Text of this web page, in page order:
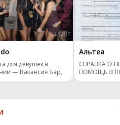
для девушек в
— Вакансия Бар,
Альтеа
СПРАВКА О
ПОМОЩЬ В